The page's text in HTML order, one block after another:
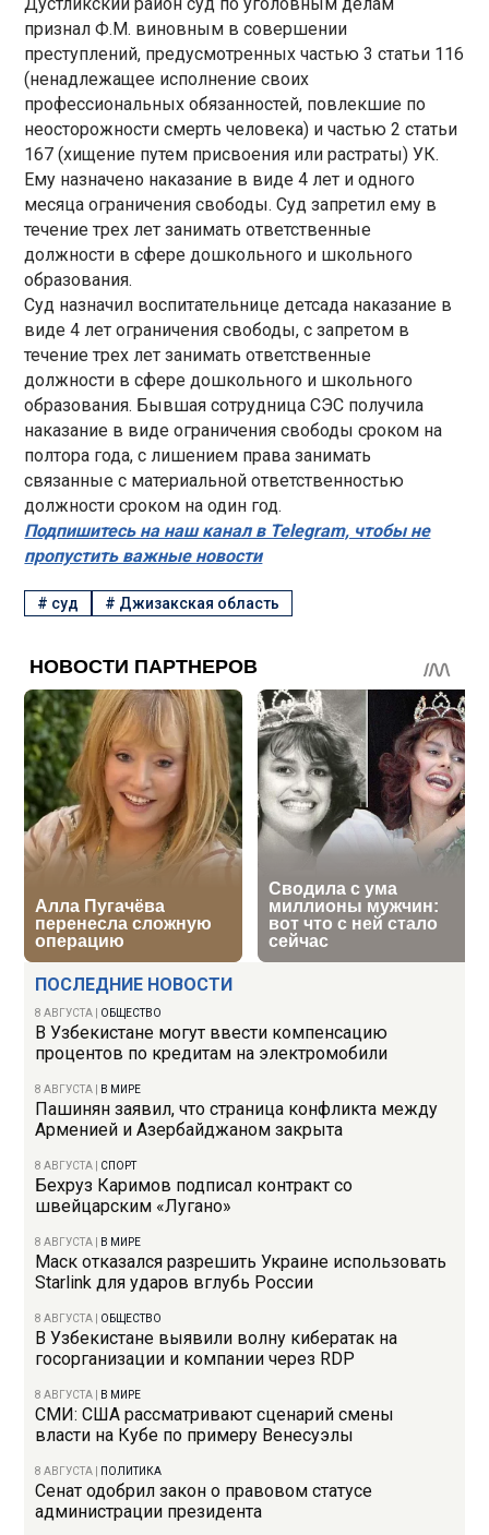
ПОСЛЕДНИЕ НОВОСТИ
8 АВГУСТА ОБЩЕСТВО
В Узбекистане могут ввести компенсацию
процентов по кредитам на электромобили
8 АВГУСТА В МИРЕ
Пашинян заявил, что страница конфликта между
Арменией и Азербайджаном закрыта
8 АВГУСТА СПОРТ
Бехруз Каримов подписал контракт со
швейцарским «Лугано»
8 АВГУСТА В МИРЕ
Маск отказался разрешить Украине использовать
Starlink для ударов вглубь России
8 АВГУСТА ОБЩЕСТВО
В Узбекистане выявили волну кибератак на
госорганизации и компании через RDP
8 АВГУСТА В МИРЕ
СМИ: США рассматривают сценарий смены
власти на Кубе по примеру Венесуэлы
8 АВГУСТА ПОЛИТИКА
Сенат одобрил закон о правовом статусе
администрации президента
признал Ф.М. виновным в совершении
преступлений, предусмотренных частью 3 статьи 116
(ненадлежащее исполнение своих
профессиональных обязанностей, повлекшие по
неосторожности смерть человека) и частью 2 статьи
167 (хищение путем присвоения или растраты) УК.
Ему назначено наказание в виде 4 лет и одного
месяца ограничения свободы. Суд запретил ему в
течение трех лет занимать ответственные
должности в сфере дошкольного и школьного
образования.
Суд назначил воспитательнице детсада наказание в
виде 4 лет ограничения свободы, с запретом в
течение трех лет занимать ответственные
должности в сфере дошкольного и школьного
образования. Бывшая сотрудница СЭС получила
наказание в виде ограничения свободы сроком на
полтора года, с лишением права занимать
связанные с материальной ответственностью
должности сроком на один год.
Подпишитесь на наш канал в Telegram, чтобы не
пропустить важные новости
# суд # Джизакская область